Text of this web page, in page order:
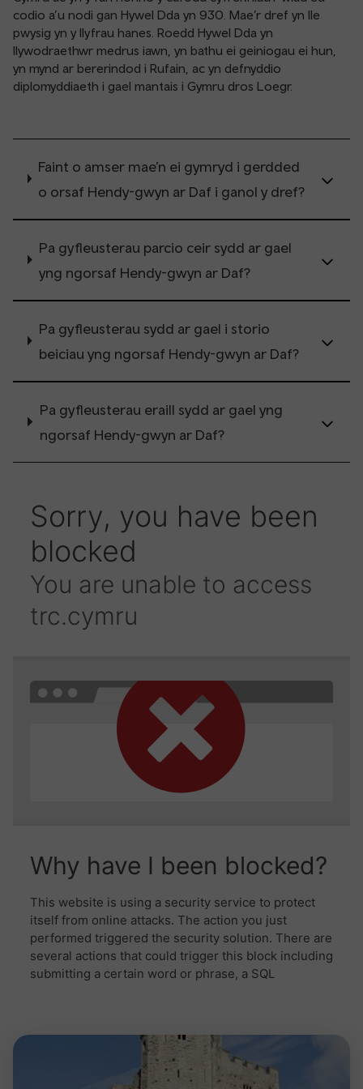
codio a’u nodi gan Hywel Dda yn 930. Mae’r dref yn lle
pwysig yn y llyfrau hanes. Roedd Hywel Dda yn
llywodraethwr medrus iawn, yn bathu ei geiniogau ei hun,
yn mynd ar bererindod i Rufain, ac yn defnyddio
diplomyddiaeth i gael mantais i Gymru dros Loegr.
Faint o amser mae’n ei gymryd i gerdded
o orsaf Hendy-gwyn ar Daf i ganol y dref?
Pa gyfleusterau parcio ceir sydd ar gael
yng ngorsaf Hendy-gwyn ar Daf?
Pa gyfleusterau sydd ar gael i storio
beiciau yng ngorsaf Hendy-gwyn ar Daf?
Pa gyfleusterau eraill sydd ar gael yng
ngorsaf Hendy-gwyn ar Daf?